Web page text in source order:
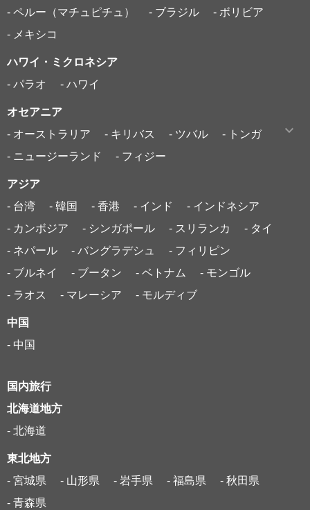
- ペルー（マチュピチュ）
- ブラジル
- ボリビア
- メキシコ
ハワイ・ミクロネシア
- パラオ
- ハワイ
オセアニア
- オーストラリア
- キリバス - ツバル
- トンガ
- ニュージーランド
- フィジー
アジア
- 台湾
- 韓国 - 香港 - インド
- インドネシア
- カンボジア
- シンガポール - スリランカ
- タイ
- ネパール
- バングラデシュ
- フィリピン
- ブルネイ
- ブータン - ベトナム
- モンゴル
- ラオス
- マレーシア - モルディブ
中国
- 中国
国内旅行
北海道地方
- 北海道
東北地方
- 宮城県
- 山形県 - 岩手県 - 福島県
- 秋田県
- 青森県